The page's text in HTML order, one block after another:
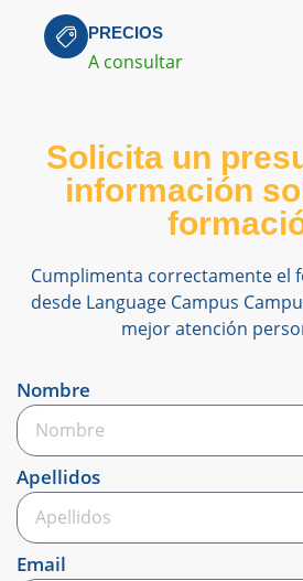
PRECIOS
A consultar
Solicita un
información
Cumplimenta correctamente el
desde Language Campus
mejor atención
Nombre
Apellidos
Email